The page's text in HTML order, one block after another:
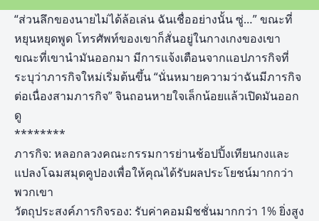
“ส่วนลึกของนายไม่ได้ล้อเล่น ฉันเชื่ออย่างนั้น ซู่…” ขณะที่
หยุนหยุดพูด โทรศัพท์ของเขาก็สั่นอยู่ในกางเกงของเขา
ขณะที่เขานำมันออกมา มีการแจ้งเตือนจากแอปภารกิจที่
ระบุว่าภารกิจใหม่เริ่มต้นขึ้น “นั่นหมายความว่าฉันมีภารกิจ
ต่อเนื่องสามภารกิจ” จินถอนหายใจเล็กน้อยแล้วเปิดมันออก
ดู
********
ภารกิจ: หลอกลวงคณะกรรมการย่านช้อปปิ้งเทียนกงและ
แปลงโฉมสมุดคูปองเพื่อให้คุณได้รับผลประโยชน์มากกว่า
พวกเขา
วัตถุประสงค์ภารกิจรอง: รับค่าคอมมิชชั่นมากกว่า 1% ยิ่งสูง